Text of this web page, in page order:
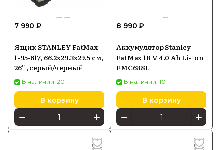
7 990 ₽
Ящик STANLEY FatMax
1-95-617, 66.2x29.3x29.5 см,
26'' , серый/черный
В наличии: 20
В корзину
8 990 ₽
Аккумулятор Stanley
FatMax 18 V 4.0 Ah Li-Ion
FMC688L
В наличии: 10
В корзину